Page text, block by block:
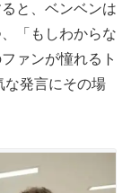
と、ベンベンは
「もしわからな
ァンが憧れるト
な発言にその場